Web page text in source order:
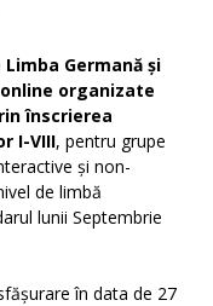
Germană și
organizate
înscrierea
I-VIII, pentru grupe
și non-
de limbă
lunii Septembrie
în data de 27